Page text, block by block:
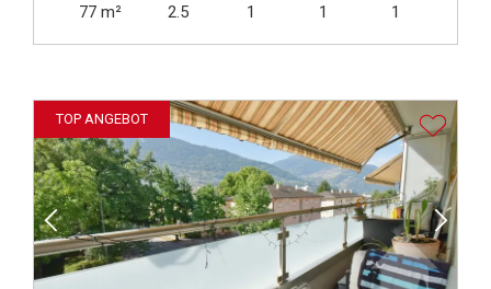
77 m² 2.5 1 1 1
TOP ANGEBOT